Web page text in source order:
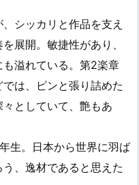
シッカリと作品を支え
展開。敏捷性があり、
溢れている。第2楽章
は、ピンと張り詰めた
としていて、艶もあ
生。日本から世界に羽ば
、逸材であると思えた